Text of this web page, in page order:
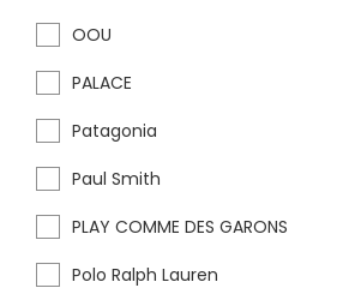
OOU
PALACE
Patagonia
Paul Smith
PLAY COMME DES GARONS
Polo Ralph Lauren